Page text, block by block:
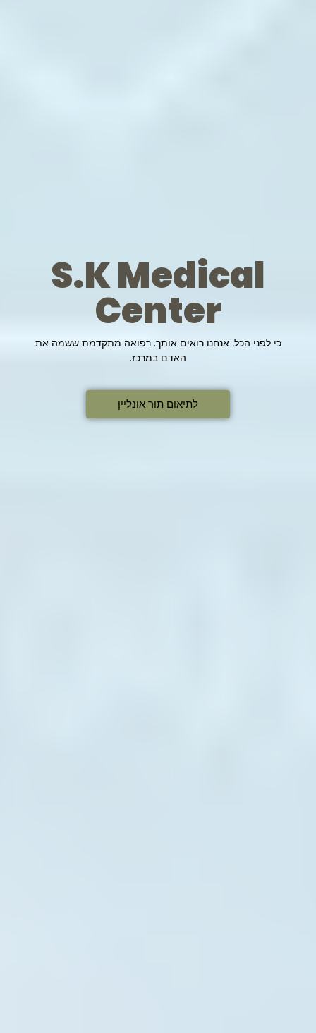
S.K Medical
Center
כי לפני הכל, אנחנו רואים אותך. רפואה מתקדמת ששמה את
האדם במרכז.
לתיאום תור אונליין